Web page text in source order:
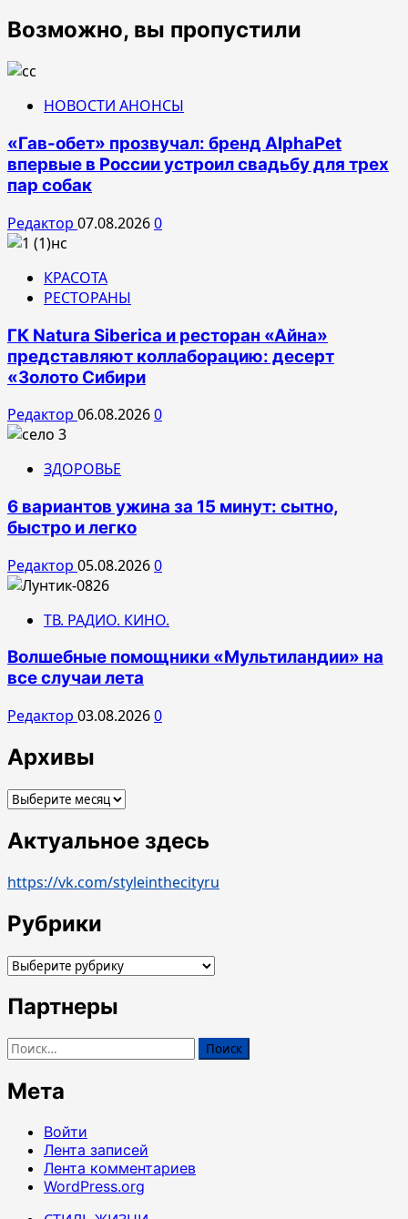
Возможно, вы пропустили
НОВОСТИ АНОНСЫ
«Гав-обет» прозвучал: бренд AlphaPet
впервые в России устроил свадьбу для трех
пар собак
Редактор 07.08.20260
КРАСОТА
РЕСТОРАНЫ
ГК Natura Siberica и ресторан «Айна»
представляют коллаборацию: десерт
«Золото Сибири
Редактор 06.08.20260
ЗДОРОВЬЕ
6 вариантов ужина за 15 минут: сытно,
быстро и легко
Редактор 05.08.20260
ТВ. РАДИО. КИНО.
Волшебные помощники «Мультиландии» на
все случаи лета
Редактор 03.08.20260
Архивы
Архивы
Актуальное здесь
https://vk.com/styleinthecityru
Рубрики
Рубрики
Партнеры
Найти:
Мета
Войти
Лента записей
Лента комментариев
WordPress.org